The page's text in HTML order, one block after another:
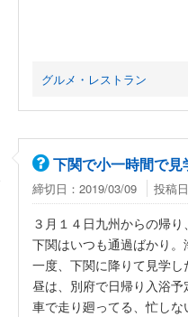
グルメ・レストラン
下関で小一時間で
締切日：2019/03/09 投稿
３月１４日九州からの帰
下関はいつも通過ばかり。
一度、下関に降りて見学し
昼は、別府で日帰り入浴予
車で走り廻ってる、忙しな